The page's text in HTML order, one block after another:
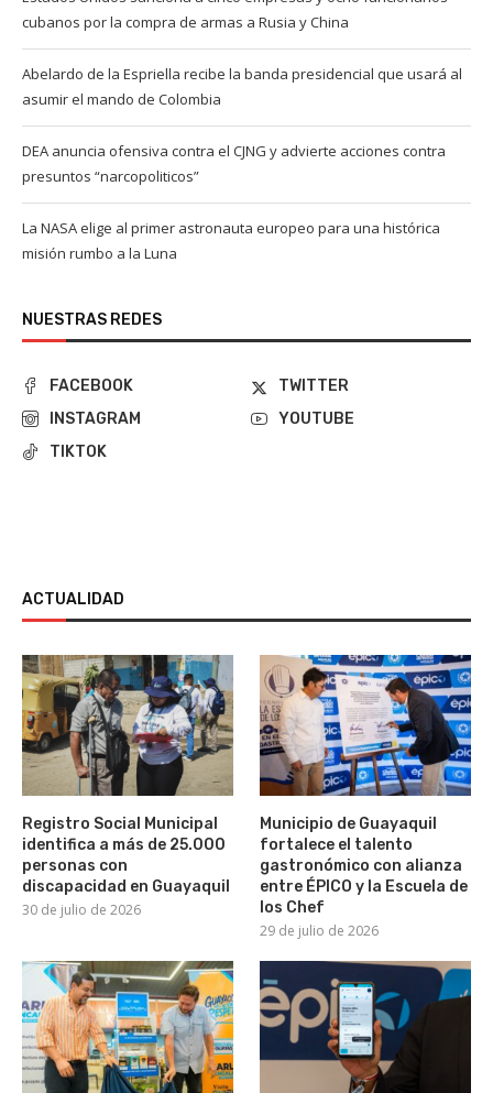
cubanos por la compra de armas a Rusia y China
Abelardo de la Espriella recibe la banda presidencial que usará al
asumir el mando de Colombia
DEA anuncia ofensiva contra el CJNG y advierte acciones contra
presuntos “narcopoliticos”
La NASA elige al primer astronauta europeo para una histórica
misión rumbo a la Luna
NUESTRAS REDES
FACEBOOK
TWITTER
INSTAGRAM
YOUTUBE
TIKTOK
ACTUALIDAD
Registro Social Municipal
identifica a más de 25.000
personas con
discapacidad en Guayaquil
30 de julio de 2026
Municipio de Guayaquil
fortalece el talento
gastronómico con alianza
entre ÉPICO y la Escuela de
los Chef
29 de julio de 2026